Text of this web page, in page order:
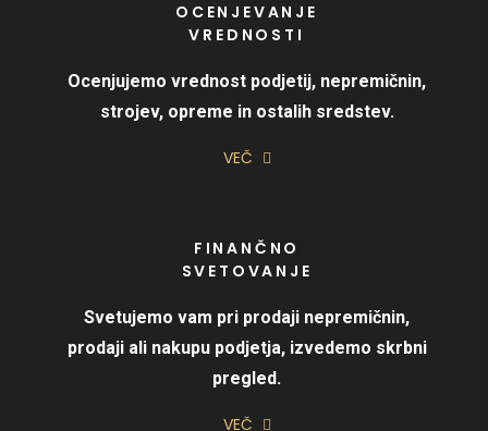
OCENJEVANJE
VREDNOSTI
Ocenjujemo vrednost podjetij, nepremičnin,
strojev, opreme in ostalih sredstev.
VEČ
FINANČNO
SVETOVANJE
Svetujemo vam pri prodaji nepremičnin,
prodaji ali nakupu podjetja, izvedemo skrbni
pregled.
VEČ